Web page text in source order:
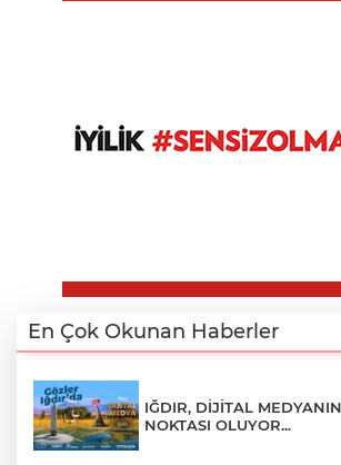
En Çok Okunan Haberler
IĞDIR, DİJİTAL
NOKTASI OLUYOR...